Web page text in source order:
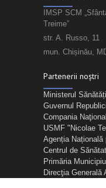
IMSP SCM
Treime”
str. A. Russo, 11
mun. Chișinău,
Partenerii noștri
Ministerul
Guvernul
Compania
USMF "Nicolae
Agenția
Centrul de
Primăria
Direcţia